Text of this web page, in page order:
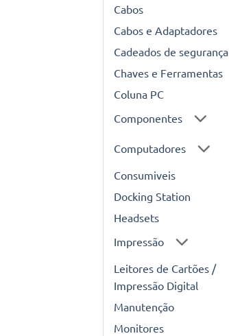
Cabos
Cabos e Adaptadores
Cadeados de segurança
Chaves e Ferramentas
Coluna PC
Componentes
Computadores
Consumiveis
Docking Station
Headsets
Impressão
Leitores de Cartões /
Impressão Digital
Manutenção
Monitores